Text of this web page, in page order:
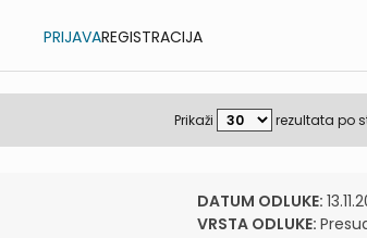
PRIJAVAREGISTRACIJA
Prikaži rezultata po
DATUM ODLUKE:
VRSTA ODLUKE: